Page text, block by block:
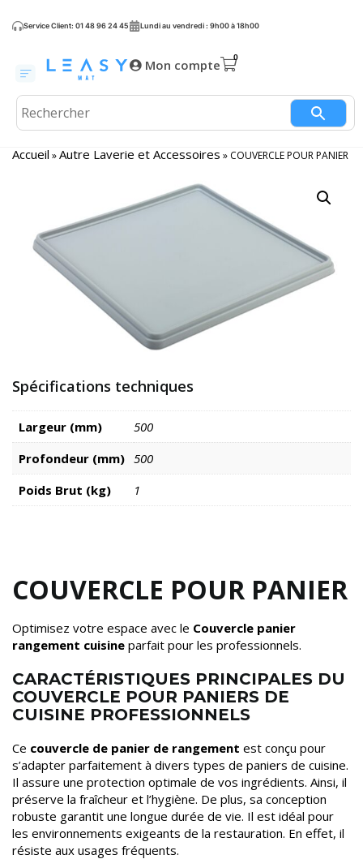
Service Client: 01 48 96 24 45 Lundi au vendredi : 9h00 à 18h00
Mon compte
Accueil »Autre Laverie et Accessoires » COUVERCLE POUR PANIER
Spécifications techniques
Largeur (mm)
500
Profondeur (mm) 500
Poids Brut (kg)
1
COUVERCLE POUR PANIER
Optimisez votre espace avec le Couvercle panier
rangement cuisine parfait pour les professionnels.
CARACTÉRISTIQUES PRINCIPALES DU
COUVERCLE POUR PANIERS DE
CUISINE PROFESSIONNELS
Ce couvercle de panier de rangement est conçu pour
s’adapter parfaitement à divers types de paniers de cuisine.
Il assure une protection optimale de vos ingrédients. Ainsi, il
préserve la fraîcheur et l’hygiène. De plus, sa conception
robuste garantit une longue durée de vie. Il est idéal pour
les environnements exigeants de la restauration. En effet, il
résiste aux usages fréquents.